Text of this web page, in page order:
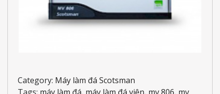
Category: Máy làm đá Scotsman